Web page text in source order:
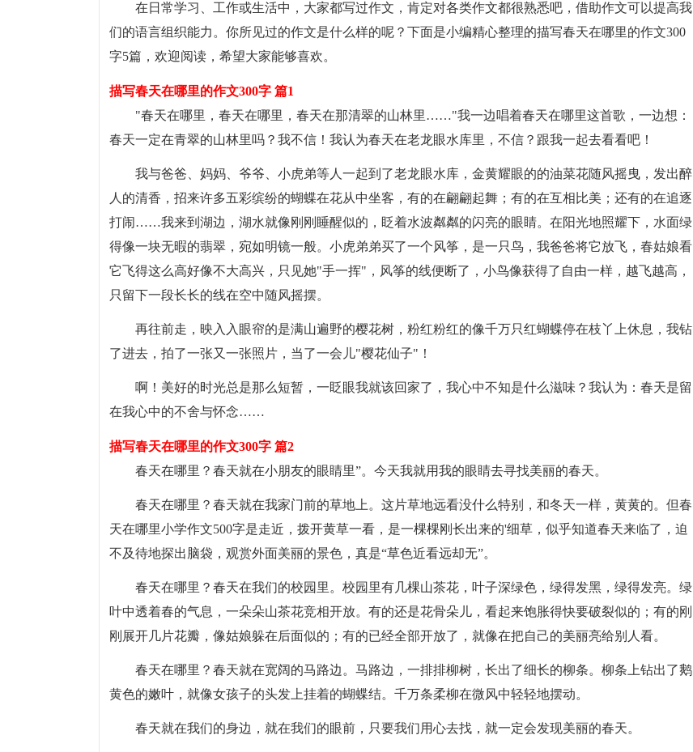
在日常学习、工作或生活中，大家都写过作文，肯定对各类作文都很熟悉吧，借助作文可以提高我
们的语言组织能力。你所见过的作文是什么样的呢？下面是小编精心整理的描写春天在哪里的作文300
字5篇，欢迎阅读，希望大家能够喜欢。
描写春天在哪里的作文300字 篇1
"春天在哪里，春天在哪里，春天在那清翠的山林里……"我一边唱着春天在哪里这首歌，一边想：
春天一定在青翠的山林里吗？我不信！我认为春天在老龙眼水库里，不信？跟我一起去看看吧！
我与爸爸、妈妈、爷爷、小虎弟等人一起到了老龙眼水库，金黄耀眼的的油菜花随风摇曳，发出醉
人的清香，招来许多五彩缤纷的蝴蝶在花从中坐客，有的在翩翩起舞；有的在互相比美；还有的在追逐
打闹……我来到湖边，湖水就像刚刚睡醒似的，眨着水波粼粼的闪亮的眼睛。在阳光地照耀下，水面绿
得像一块无暇的翡翠，宛如明镜一般。小虎弟弟买了一个风筝，是一只鸟，我爸爸将它放飞，春姑娘看
它飞得这么高好像不大高兴，只见她"手一挥"，风筝的线便断了，小鸟像获得了自由一样，越飞越高，
只留下一段长长的线在空中随风摇摆。
再往前走，映入入眼帘的是满山遍野的樱花树，粉红粉红的像千万只红蝴蝶停在枝丫上休息，我钻
了进去，拍了一张又一张照片，当了一会儿"樱花仙子"！
啊！美好的时光总是那么短暂，一眨眼我就该回家了，我心中不知是什么滋味？我认为：春天是留
在我心中的不舍与怀念……
描写春天在哪里的作文300字 篇2
春天在哪里？春天就在小朋友的眼睛里”。今天我就用我的眼睛去寻找美丽的春天。
春天在哪里？春天就在我家门前的草地上。这片草地远看没什么特别，和冬天一样，黄黄的。但春
天在哪里小学作文500字是走近，拨开黄草一看，是一棵棵刚长出来的'细草，似乎知道春天来临了，迫
不及待地探出脑袋，观赏外面美丽的景色，真是“草色近看远却无”。
春天在哪里？春天在我们的校园里。校园里有几棵山茶花，叶子深绿色，绿得发黑，绿得发亮。绿
叶中透着春的气息，一朵朵山茶花竞相开放。有的还是花骨朵儿，看起来饱胀得快要破裂似的；有的刚
刚展开几片花瓣，像姑娘躲在后面似的；有的已经全部开放了，就像在把自己的美丽亮给别人看。
春天在哪里？春天就在宽阔的马路边。马路边，一排排柳树，长出了细长的柳条。柳条上钻出了鹅
黄色的嫩叶，就像女孩子的头发上挂着的蝴蝶结。千万条柔柳在微风中轻轻地摆动。
春天就在我们的身边，就在我们的眼前，只要我们用心去找，就一定会发现美丽的春天。